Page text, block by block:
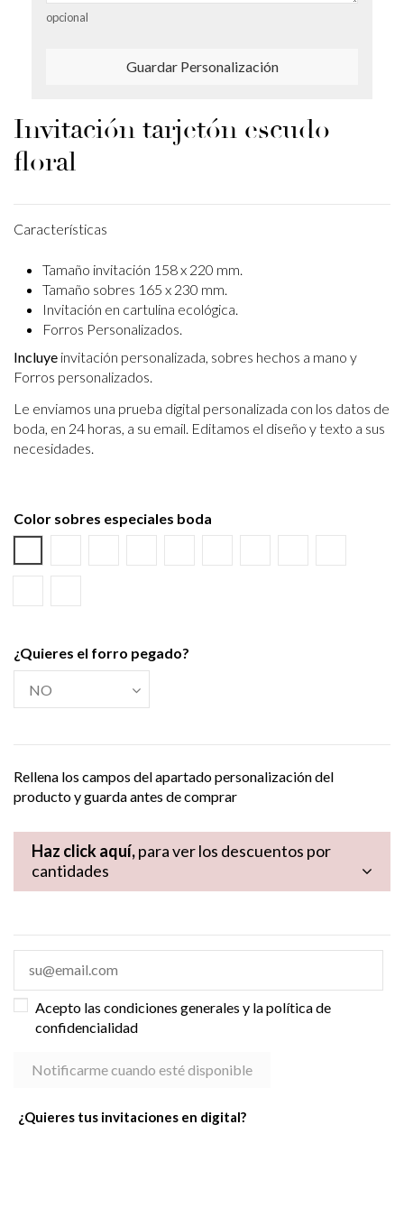
opcional
Guardar Personalización
Invitación tarjetón escudo
floral
Características
Tamaño invitación 158 x 220 mm.
Tamaño sobres 165 x 230 mm.
Invitación en cartulina ecológica.
Forros Personalizados.
Incluye invitación personalizada, sobres hechos a mano y
Forros personalizados.
Le enviamos una prueba digital personalizada con los datos de
boda, en 24 horas, a su email. Editamos el diseño y texto a sus
necesidades.
Color sobres especiales boda
¿Quieres el forro pegado?
Rellena los campos del apartado personalización del
producto y guarda antes de comprar
Haz click aquí,para ver los descuentos por
cantidades
Acepto las condiciones generales y la política de
confidencialidad
¿Quieres tus invitaciones en digital?